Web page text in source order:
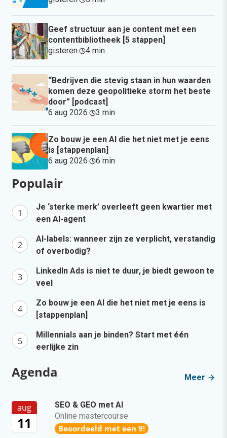
Geef structuur aan je content met een
contentbibliotheek [5 stappen]
gisteren· 4 min·
“Bedrijven die stevig staan in hun waarden
komen deze geopolitieke storm het beste
door” [podcast]
6 aug 2026· 3 min·
Zo bouw je een AI die het niet met je eens
is [stappenplan]
6 aug 2026· 6 min·
Populair
Je ‘sterke merk’ overleeft geen kwartier met
een AI-agent
AI-labels: wanneer zijn ze verplicht, verstandig
of overbodig?
LinkedIn Ads is niet te duur, je biedt gewoon te
veel
Zo bouw je een AI die het niet met je eens is
[stappenplan]
Millennials aan je binden? Start met één
eerlijke zin
Agenda Meer
aug
11
SEO & GEO met AI
Online mastercourse
Beoordeeld met een 9!